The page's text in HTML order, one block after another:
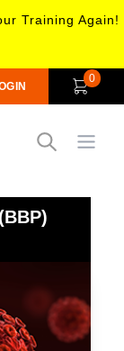
Training Again!
0
Open